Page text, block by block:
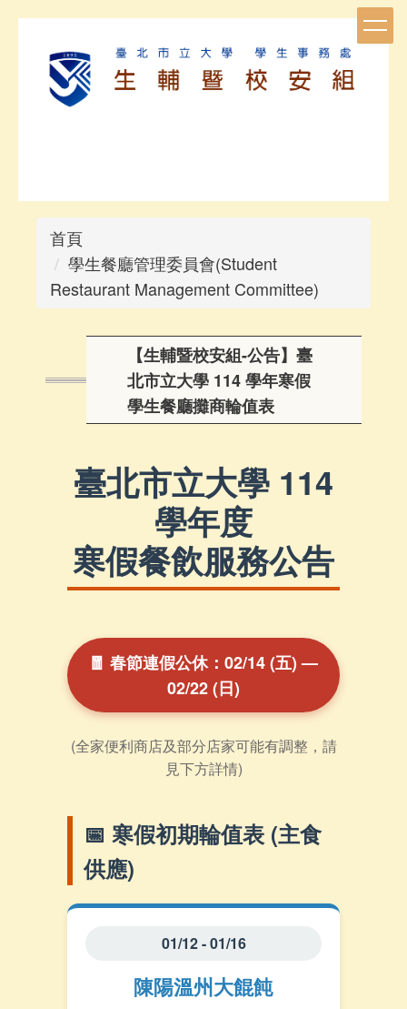
首頁
學生餐廳管理委員會(Student
Restaurant Management Committee)
【生輔暨校安組-公告】臺
北市立大學 114 學年寒假
學生餐廳攤商輪值表
臺北市立大學 114
學年度
寒假餐飲服務公告
🧧 春節連假公休：02/14 (五) —
02/22 (日)
(全家便利商店及部分店家可能有調整，請
見下方詳情)
📅 寒假初期輪值表 (主食
供應)
01/12 - 01/16
陳陽溫州大餛飩